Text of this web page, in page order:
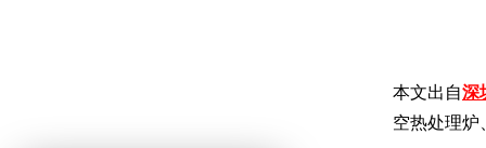
本文出自深
空热处理炉